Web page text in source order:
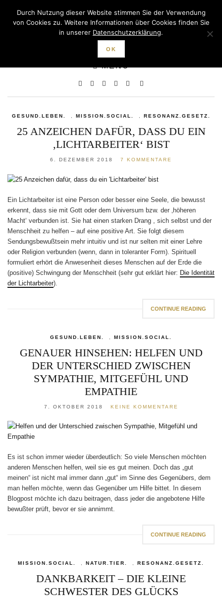
MISSION. SOCIAL.
MENU
GESUND.LEBEN. MISSION.SOCIAL. RESONANZ.GESETZ.
25 ANZEICHEN DAFÜR, DASS DU EIN
‚LICHTARBEITER‘ BIST
6. DEZEMBER 2018 7 KOMMENTARE
Ein Lichtarbeiter ist eine Person oder besser eine Seele, die bewusst
erkennt, dass sie mit Gott oder dem Universum bzw. der ‚höheren
Macht‘ verbunden ist. Sie hat einen starken Drang , sich selbst und der
Menschheit zu helfen – auf eine positive Art. Sie folgt diesem
Sendungsbewußtsein mehr intuitiv und ist nur selten mit einer Lehre
oder Religion verbunden (wenn, dann in toleranter Form). Spirituell
formuliert erhört die Anwesenheit dieses Menschen auf der Erde die
(positive) Schwingung der Menschheit (sehr gut erklärt hier: Die Identität
der Lichtarbeiter).
CONTINUE READING
GESUND.LEBEN. MISSION.SOCIAL.
GENAUER HINSEHEN: HELFEN UND
DER UNTERSCHIED ZWISCHEN
SYMPATHIE, MITGEFÜHL UND
EMPATHIE
7. OKTOBER 2018 KEINE KOMMENTARE
Es ist schon immer wieder überdeutlich: So viele Menschen möchten
anderen Menschen helfen, weil sie es gut meinen. Doch das „gut
meinen“ ist nicht mal immer dann „gut“ im Sinne des Gegenübers, dem
man helfen möchte, wenn das Gegenüber um Hilfe bittet. In diesem
Blogpost möchte ich dazu beitragen, dass jeder die angebotene Hilfe
bewußter prüft, bevor er sie annimmt.
CONTINUE READING
MISSION.SOCIAL. NATUR.TIER. RESONANZ.GESETZ.
DANKBARKEIT – DIE KLEINE
SCHWESTER DES GLÜCKS
Durch Nutzung dieser Website stimmen Sie der Verwendung
von Cookies zu. Weitere Informationen über Cookies finden Sie
in unserer Datenschutzerklärung.
OK